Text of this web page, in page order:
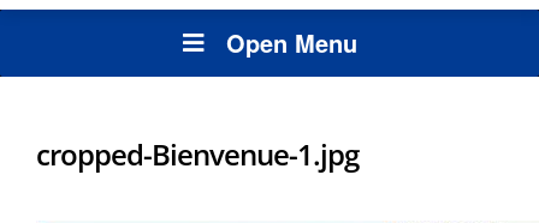
Open Menu
cropped-Bienvenue-1.jpg